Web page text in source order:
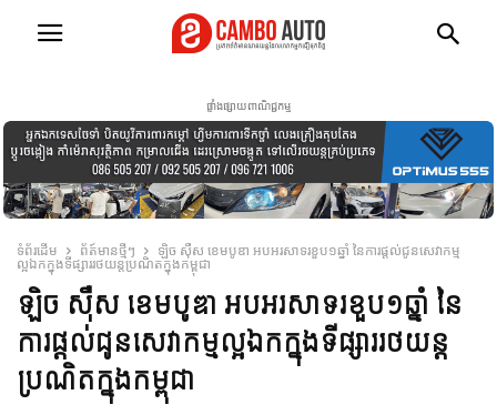
ផ្ទាំងផ្សាយពាណិជ្ជកម្ម
ទំព័រដើម ព័ត៍មានថ្មីៗ
ឡិច ស៊ឺស ខេមបូឌា អបអរសាទរខួប១ឆ្នាំ នៃការផ្ដល់ជូនសេវាកម្ម
ល្អឯកក្នុងទីផ្សាររថយន្តប្រណិតក្នុងកម្ពុជា
ឡិច ស៊ឺស ខេមបូឌា អបអរសាទរខួប១ឆ្នាំ នៃ
ការផ្ដល់ជូនសេវាកម្មល្អឯកក្នុងទីផ្សាររថយន្ត
ប្រណិតក្នុងកម្ពុជា